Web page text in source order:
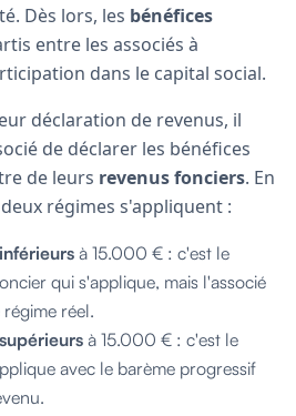
Dès lors, les bénéfices
entre les associés à
dans le capital social.
déclaration de revenus, il
de déclarer les bénéfices
de leurs revenus fonciers. En
régimes s'appliquent :
inférieurs à 15.000 € : c'est le
qui s'applique, mais l'associé
réel.
supérieurs à 15.000 € : c'est le
avec le barème progressif